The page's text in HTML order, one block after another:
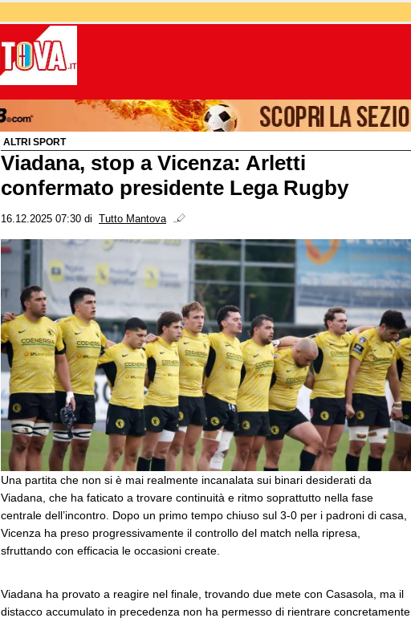
ALTRI SPORT
Viadana, stop a Vicenza: Arletti
confermato presidente Lega Rugby
16.12.2025 07:30 di Tutto Mantova
Una partita che non si è mai realmente incanalata sui binari desiderati da
Viadana, che ha faticato a trovare continuità e ritmo soprattutto nella fase
centrale dell’incontro. Dopo un primo tempo chiuso sul 3-0 per i padroni di casa,
Vicenza ha preso progressivamente il controllo del match nella ripresa,
sfruttando con efficacia le occasioni create.
Viadana ha provato a reagire nel finale, trovando due mete con Casasola, ma il
distacco accumulato in precedenza non ha permesso di rientrare concretamente